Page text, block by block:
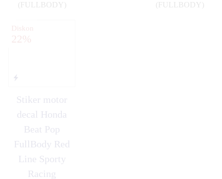
(FULLBODY)
(FULLBODY)
Diskon
22%
Stiker motor
decal Honda
Beat Pop
FullBody Red
Line Sporty
Racing